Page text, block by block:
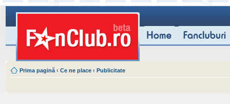
Prima pagină ‹ Ce ne place ‹ Publicitate